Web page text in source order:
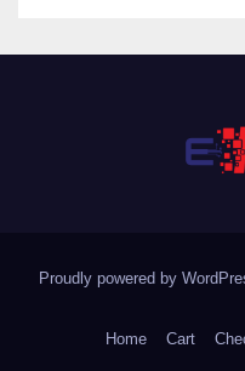
Proudly powered by
Home Cart